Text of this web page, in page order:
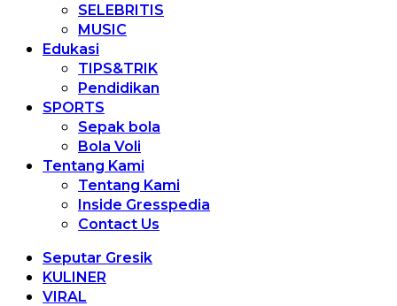
SELEBRITIS
MUSIC
Edukasi
TIPS&TRIK
Pendidikan
SPORTS
Sepak bola
Bola Voli
Tentang Kami
Tentang Kami
Inside Gresspedia
Contact Us
Seputar Gresik
KULINER
VIRAL